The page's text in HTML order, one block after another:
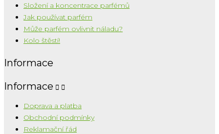
Složení a koncentrace parfémů
Jak používat parfém
Může parfém ovlivnit náladu?
Kolo štěstí!
Informace
Informace  
Doprava a platba
Obchodní podmínky
Reklamační řád